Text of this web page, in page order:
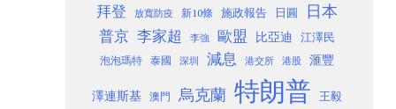
拜登 放寬防疫 新10條 施政報告 日圓 日本
普京 李家超 李強 歐盟 比亞迪 江澤民
泡泡瑪特 泰國 深圳 減息 港交所 港股 滙豐
澤連斯基 澳門 烏克蘭 特朗普 王毅